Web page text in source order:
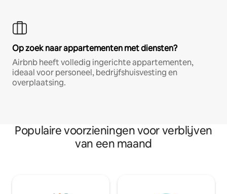
Op zoek naar appartementen met diensten?
Airbnb heeft volledig ingerichte appartementen,
ideaal voor personeel, bedrijfshuisvesting en
overplaatsing.
Populaire voorzieningen voor verblijven
van een maand